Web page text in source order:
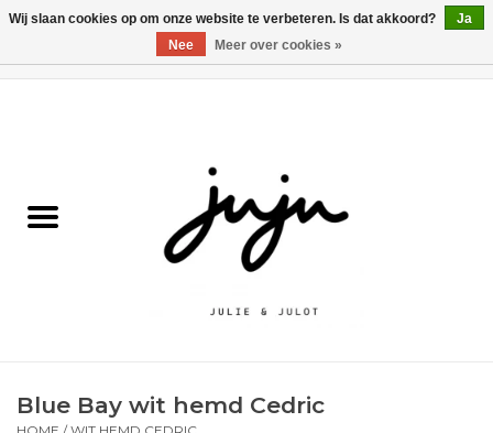
Kledij jongens
Schoenen
Blue Bay wit hemd Cedric
Wij slaan cookies op om onze website te verbeteren. Is dat akkoord?
Ja
Nee
Meer over cookies »